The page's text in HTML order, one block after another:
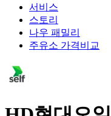
서비스
스토리
나우 패밀리
주유소 가격비교